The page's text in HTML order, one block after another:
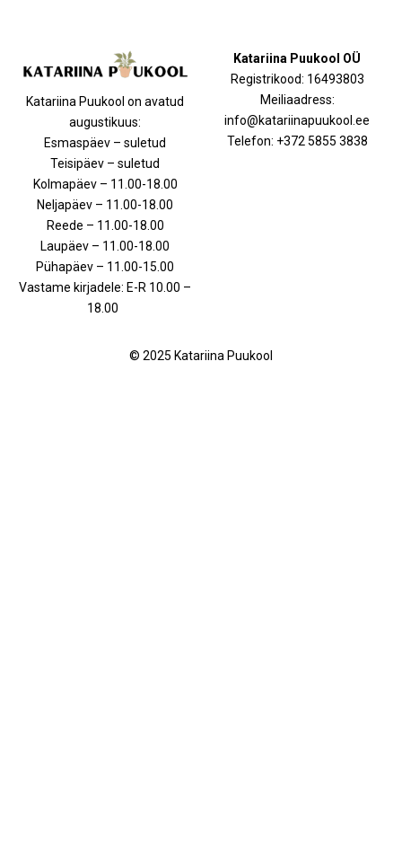
Katariina Puukool on avatud
augustikuus:
Esmaspäev – suletud
Teisipäev – suletud
Kolmapäev – 11.00-18.00
Neljapäev – 11.00-18.00
Reede – 11.00-18.00
Laupäev – 11.00-18.00
Pühapäev – 11.00-15.00
Vastame kirjadele: E-R 10.00 –
18.00
Katariina Puukool OÜ
Registrikood: 16493803
Meiliaadress:
info@katariinapuukool.ee
Telefon: +372 5855 3838
© 2025 Katariina Puukool